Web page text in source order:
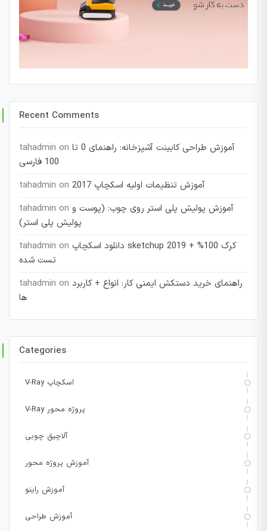
Recent Comments
tahadmin on آموزش طراحی کابینت آشپزخانه: راهنمای 0 تا
100 فارسی
tahadmin on
آموزش تنظیمات اولیه اسکچاپ 2017
tahadmin on آموزش پولیش پلی استر روی چوب: (پوست و
پولیش پلی استر)
tahadmin on دانلود اسکچاپ sketchup 2019 + کرک 100%
تست شده
tahadmin on راهنمای خرید دستکش ایمنی کار: انواع + کاربرد
ها
Categories
V-Ray اسکچاپ
V-Ray پروژه محور
آلاچیق چوبی
آموزش پروژه محور
آموزش راینو
آموزش طراحی